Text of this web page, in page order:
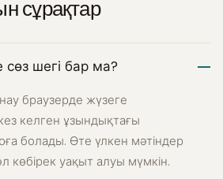
сұрақтар
шегі бар ма?
браузерде жүзеге
келген ұзындықтағы
болады. Өте үлкен мәтіндер
көбірек уақыт алуы мүмкін.